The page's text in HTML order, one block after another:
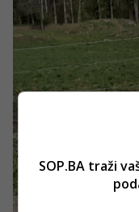
SOP.BA traži